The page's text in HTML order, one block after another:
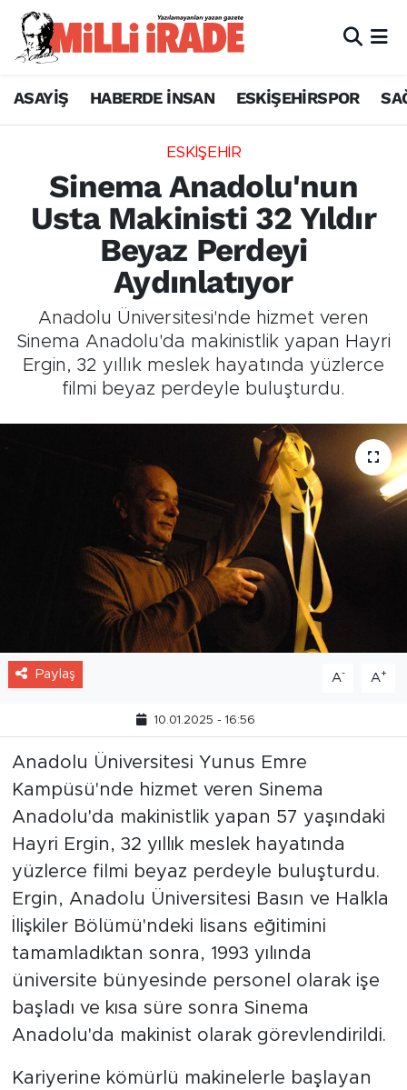
ASAYİŞ HABERDE İNSAN ESKİŞEHİRSPOR
ESKİŞEHİR
Sinema Anadolu'nun
Usta Makinisti 32 Yıldır
Beyaz Perdeyi
Aydınlatıyor
Anadolu Üniversitesi'nde hizmet veren
Sinema Anadolu'da makinistlik yapan Hayri
Ergin, 32 yıllık meslek hayatında yüzlerce
filmi beyaz perdeyle buluşturdu.
Paylaş A- A+
10.01.2025 - 16:56
Anadolu Üniversitesi Yunus Emre
Kampüsü'nde hizmet veren Sinema
Anadolu'da makinistlik yapan 57 yaşındaki
Hayri Ergin, 32 yıllık meslek hayatında
yüzlerce filmi beyaz perdeyle buluşturdu.
Ergin, Anadolu Üniversitesi Basın ve Halkla
İlişkiler Bölümü'ndeki lisans eğitimini
tamamladıktan sonra, 1993 yılında
üniversite bünyesinde personel olarak işe
başladı ve kısa süre sonra Sinema
Anadolu'da makinist olarak görevlendirildi.
Kariyerine kömürlü makinelerle başlayan